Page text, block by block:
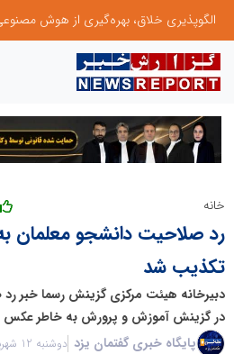
خانه
رد صلاحیت دانشجو معلمان
تکذیب شد
در گزینش آموزش و پرورش به‌ خاطر عکس
پایگاه خبری گفتمان یزد دوشنبه 12 شهریور 1403 - 18:56